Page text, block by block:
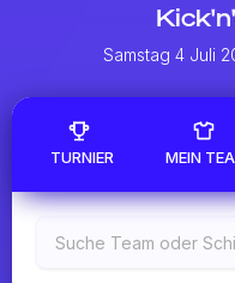
Samstag 4 Juli
TURNIER MEIN